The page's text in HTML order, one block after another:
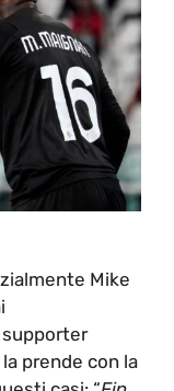
Mike
prende con la